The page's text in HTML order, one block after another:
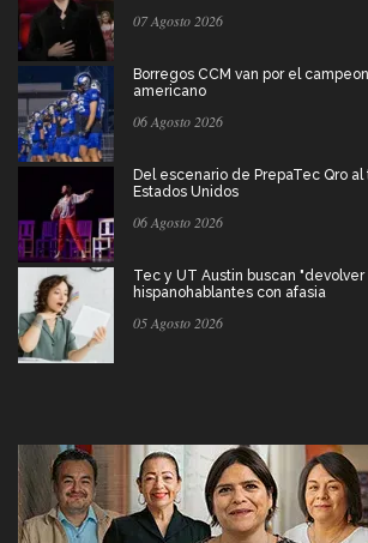
07 Agosto 2026
Borregos CCM van por el
americano
06 Agosto 2026
Del escenario de PrepaTec Qro
Estados Unidos
06 Agosto 2026
Tec y UT Austin buscan "devolver
hispanohablantes con afasia
05 Agosto 2026